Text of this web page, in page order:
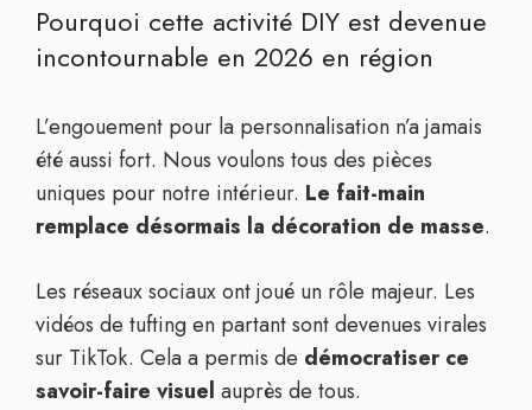
Pourquoi cette activité DIY est devenue
incontournable en 2026 en région
L’engouement pour la personnalisation n’a jamais
été aussi fort. Nous voulons tous des pièces
uniques pour notre intérieur. Le fait-main
remplace désormais la décoration de masse.
Les réseaux sociaux ont joué un rôle majeur. Les
vidéos de tufting en partant sont devenues virales
sur TikTok. Cela a permis de démocratiser ce
savoir-faire visuel auprès de tous.